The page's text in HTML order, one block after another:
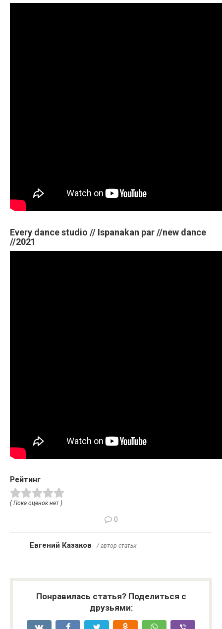
Every dance studio // Ispanakan par //new dance
//2021
Рейтинг
( Пока оценок нет )
0
Евгений Казаков / автор статьи
Понравилась статья? Поделиться с
друзьями: